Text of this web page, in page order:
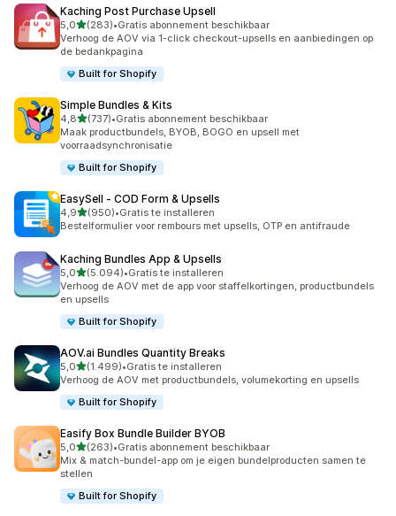
Kaching Post Purchase Upsell
5,0van 5 sterren
(283)
283 recensies in totaal
•Gratis abonnement beschikbaar
Verhoog de AOV via 1-click checkout-upsells en aanbiedingen op
de bedankpagina
Built for Shopify
Simple Bundles & Kits
4,8van 5 sterren
(737)
737 recensies in totaal
•Gratis abonnement beschikbaar
Maak productbundels, BYOB, BOGO en upsell met
voorraadsynchronisatie
Built for Shopify
EasySell ‑ COD Form & Upsells
4,9van 5 sterren
(950)
950 recensies in totaal
•Gratis te installeren
Bestelformulier voor rembours met upsells, OTP en antifraude
Kaching Bundles App & Upsells
5,0van 5 sterren
(5.094)
5094 recensies in totaal
•Gratis te installeren
Verhoog de AOV met de app voor staffelkortingen, productbundels
en upsells
Built for Shopify
AOV.ai Bundles Quantity Breaks
5,0van 5 sterren
(1.499)
1499 recensies in totaal
•Gratis te installeren
Verhoog de AOV met productbundels, volumekorting en upsells
Built for Shopify
Easify Box Bundle Builder BYOB
5,0van 5 sterren
(263)
263 recensies in totaal
•Gratis abonnement beschikbaar
Mix & match-bundel-app om je eigen bundelproducten samen te
stellen
Built for Shopify